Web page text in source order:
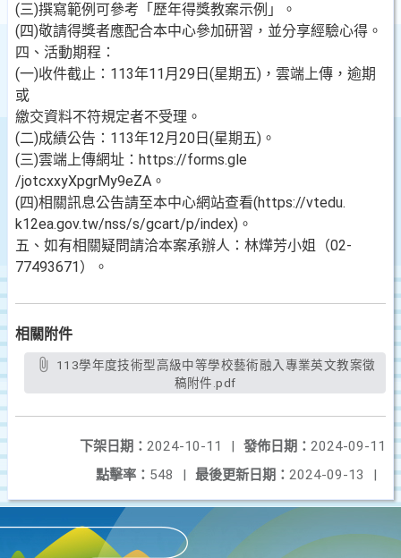
(三)撰寫範例可參考「歷年得獎教案示例」。
(四)敬請得獎者應配合本中心參加研習，並分享經驗心得。
四、活動期程：
(一)收件截止：113年11月29日(星期五)，雲端上傳，逾期
或
繳交資料不符規定者不受理。
(二)成績公告：113年12月20日(星期五)。
(三)雲端上傳網址：https://forms.gle
/jotcxxyXpgrMy9eZA。
(四)相關訊息公告請至本中心網站查看(https://vtedu.
k12ea.gov.tw/nss/s/gcart/p/index)。
五、如有相關疑問請洽本案承辦人：林燁芳小姐（02-
77493671）。
相關附件
稿附件.pdf
發佈日期： 2024-09-11
下架日期： 2024-10-11
|
最後更新日期： 2024-09-13 |
點擊率： 548 |